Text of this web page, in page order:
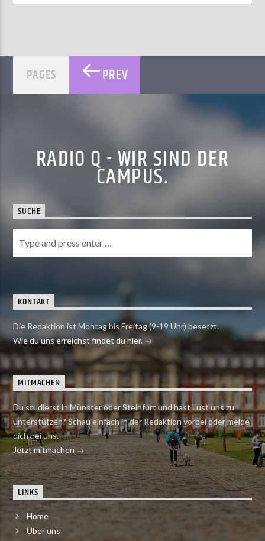
PAGES PREV
RADIO Q - WIR SIND DER
CAMPUS.
SUCHE
KONTAKT
Die Redaktion ist Montag bis Freitag (9-19 Uhr) besetzt.
Wie du uns erreichst findet du hier.
MITMACHEN
Du studierst in Münster oder Steinfurt und hast Lust uns zu
unterstützen? Schau einfach in der Redaktion vorbei oder melde
dich bei uns.
Jetzt mitmachen
LINKS
Home
Über uns